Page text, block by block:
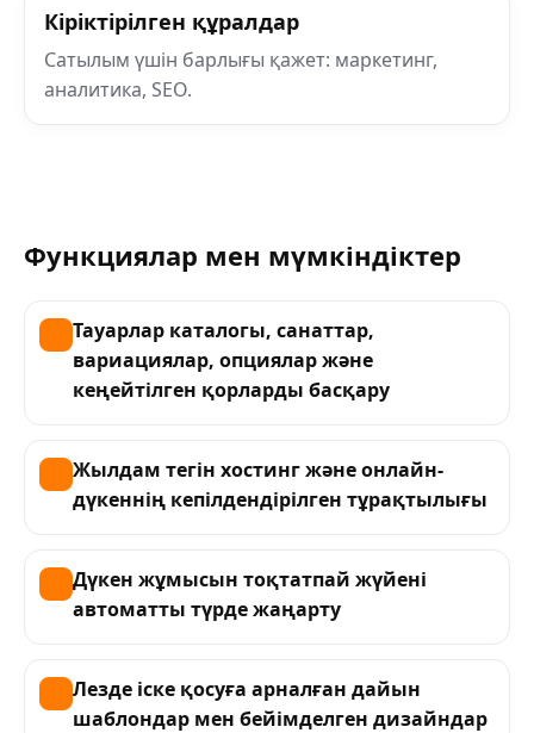
Кіріктірілген құралдар
Сатылым үшін барлығы қажет: маркетинг,
аналитика, SEO.
Функциялар мен мүмкіндіктер
Тауарлар каталогы, санаттар,
вариациялар, опциялар және
кеңейтілген қорларды басқару
Жылдам тегін хостинг және онлайн-
дүкеннің кепілдендірілген тұрақтылығы
Дүкен жұмысын тоқтатпай жүйені
автоматты түрде жаңарту
Лезде іске қосуға арналған дайын
шаблондар мен бейімделген дизайндар